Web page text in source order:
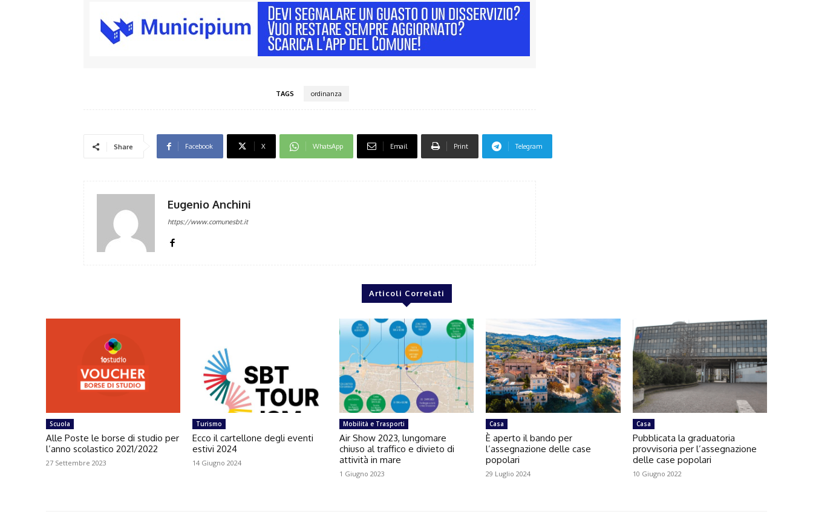
TAGS ordinanza
Share Facebook X WhatsApp Email Print Telegram
Eugenio Anchini
https://www.comunesbt.it
Articoli Correlati
Scuola
Alle Poste le borse di studio per
l’anno scolastico 2021/2022
27 Settembre 2023
Turismo
Ecco il cartellone degli eventi
estivi 2024
14 Giugno 2024
Mobilità e Trasporti
Air Show 2023, lungomare
chiuso al traffico e divieto di
attività in mare
1 Giugno 2023
Casa
È aperto il bando per
l’assegnazione delle case
popolari
29 Luglio 2024
Casa
Pubblicata la graduatoria
provvisoria per l’assegnazione
delle case popolari
10 Giugno 2022